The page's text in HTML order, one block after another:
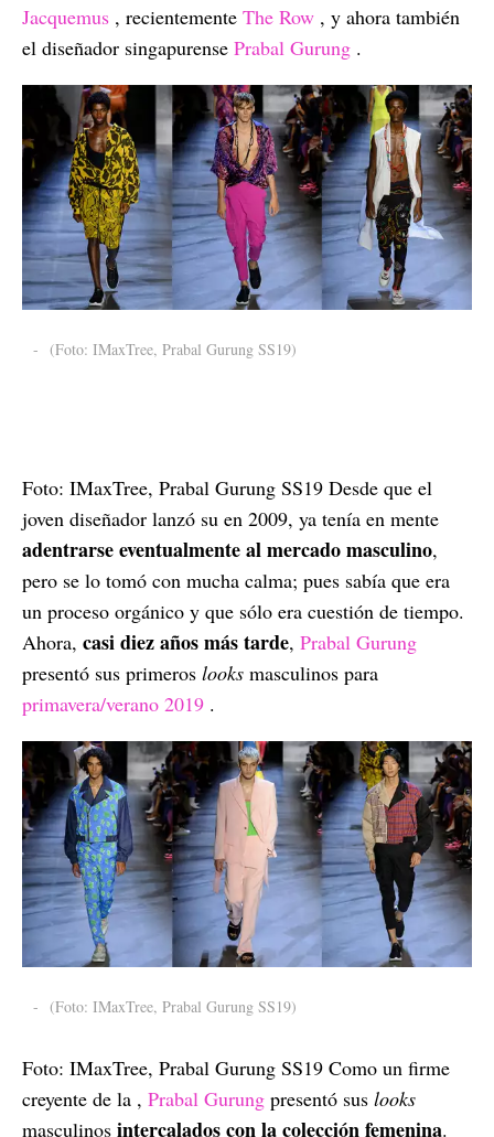
Jacquemus , recientemente The Row , y ahora también
el diseñador singapurense Prabal Gurung .
- (Foto: IMaxTree, Prabal Gurung SS19)
Foto: IMaxTree, Prabal Gurung SS19 Desde que el
joven diseñador lanzó su en 2009, ya tenía en mente
adentrarse eventualmente al mercado masculino,
pero se lo tomó con mucha calma; pues sabía que era
un proceso orgánico y que sólo era cuestión de tiempo.
Ahora, casi diez años más tarde, Prabal Gurung
presentó sus primeros looks masculinos para
primavera/verano 2019 .
- (Foto: IMaxTree, Prabal Gurung SS19)
Foto: IMaxTree, Prabal Gurung SS19 Como un firme
creyente de la , Prabal Gurung presentó sus looks
masculinos intercalados con la colección femenina.